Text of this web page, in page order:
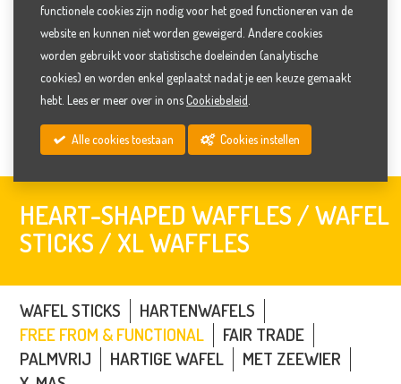
HEART-SHAPED WAFFLES /
WAFEL STICKS / XL WAFFLES
HEART-SHAPED WAFFLES / WAFEL
STICKS / XL WAFFLES
WAFEL STICKS
HARTENWAFELS
FREE FROM & FUNCTIONAL
FAIR TRADE
PALMVRIJ
HARTIGE WAFEL
MET ZEEWIER
functionele cookies zijn nodig voor het goed functioneren van de
website en kunnen niet worden geweigerd. Andere cookies
worden gebruikt voor statistische doeleinden (analytische
cookies) en worden enkel geplaatst nadat je een keuze gemaakt
hebt. Lees er meer over in onsCookiebeleid
Alle cookies toestaan Cookies instellen